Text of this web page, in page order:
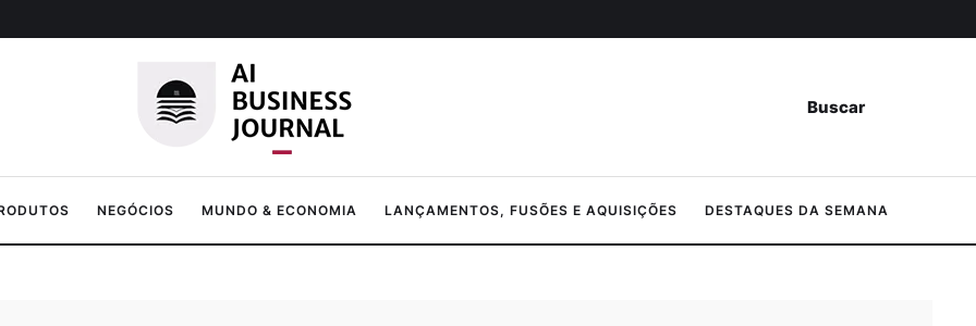
Buscar
NEGÓCIOS MUNDO & ECONOMIA LANÇAMENTOS, FUSÕES E AQUISIÇÕES DESTAQUES DA SEMANA